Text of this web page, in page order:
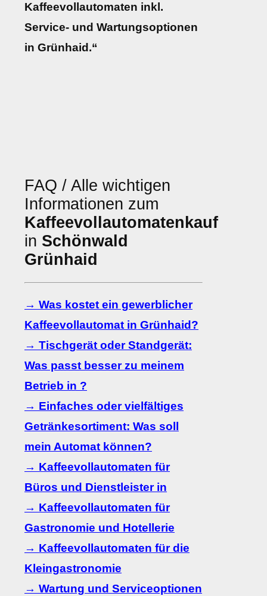
Kaffeevollautomaten inkl.
Service- und Wartungsoptionen
in Grünhaid.“
FAQ / Alle wichtigen
Informationen zum
Kaffeevollautomatenkauf
in Schönwald
Grünhaid
→ Was kostet ein gewerblicher
Kaffeevollautomat in Grünhaid?
→ Tischgerät oder Standgerät:
Was passt besser zu meinem
Betrieb in ?
→ Einfaches oder vielfältiges
Getränkesortiment: Was soll
mein Automat können?
→ Kaffeevollautomaten für
Büros und Dienstleister in
→ Kaffeevollautomaten für
Gastronomie und Hotellerie
→ Kaffeevollautomaten für die
Kleingastronomie
→ Wartung und Serviceoptionen